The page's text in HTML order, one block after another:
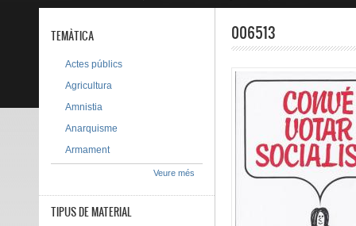
006513
TEMÀTICA
Actes públics
Agricultura
Amnistia
Anarquisme
Armament
Veure més
TIPUS DE MATERIAL